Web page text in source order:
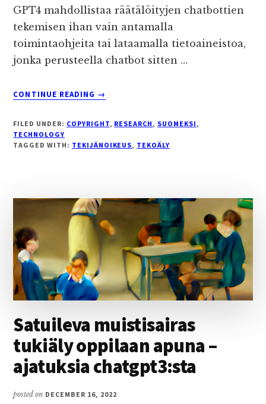
GPT4 mahdollistaa räätälöityjen chatbottien
tekemisen ihan vain antamalla
toimintaohjeita tai lataamalla tietoaineistoa,
jonka perusteella chatbot sitten …
CONTINUE READING
ABOUT
KORVIKKEENA
–
→
FILED UNDER: COPYRIGHT, RESEARCH , SUOMEKSI ,
TECHNOLOGY
TAGGED WITH: TEKIJÄNOIKEUS, TEKOÄLY
Satuileva muistisairas
tukiäly oppilaan apuna –
ajatuksia chatgpt3:sta
posted on DECEMBER 16, 2022